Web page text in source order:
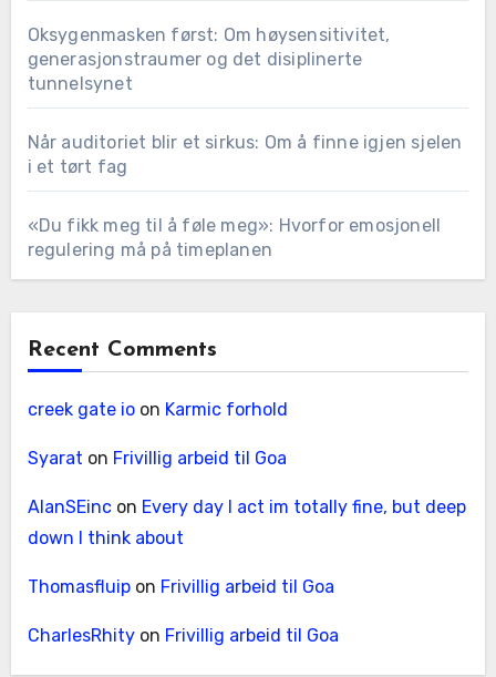
Oksygenmasken først: Om høysensitivitet,
generasjonstraumer og det disiplinerte
tunnelsynet
Når auditoriet blir et sirkus: Om å finne igjen sjelen
i et tørt fag
«Du fikk meg til å føle meg»: Hvorfor emosjonell
regulering må på timeplanen
Recent Comments
creek gate ioon Karmic forhold
Syarat on Frivillig arbeid til Goa
AlanSEincon Every day I act im totally fine, but deep
down I think about
Thomasfluipon Frivillig arbeid til Goa
CharlesRhityon Frivillig arbeid til Goa